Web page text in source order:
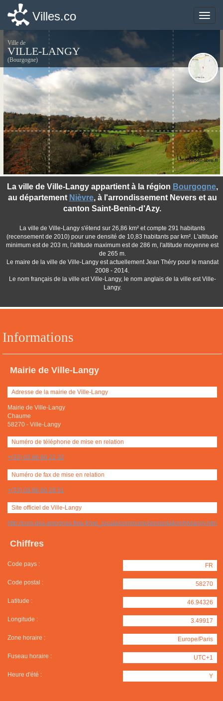
Toggle
Villes.co
Ville de
VILLE-LANGY
(Bourgogne)
Informations
Mairie de Ville-Langy
Adresse de la mairie de Ville-Langy
Mairie de Ville-Langy
Chaume
58270 - Ville-Langy
Numéro de téléphone de mise en relation
+(33) 03 86 60 22 32
Numéro de fax de mise en relation
+(33) 03 86 60 28 51
Site officiel de Ville-Langy
http://com.des.amognes.free.fr/vie_locale/commune/presentation/htvlangy.htm
Chiffres
Code pays : FR
Code postal : 58270
Latitude : 46.94326
Longitude : 3.49917
Zone horaire : Europe/Paris
Fuseau horaire : UTC+1
Heure d'été : Y
La ville de Ville-Langy appartient à la région Bourgogne,
au département Nièvre, à l'arrondissement Nevers et au
canton Saint-Benin-d'Azy.
La ville de Ville-Langy s'étend sur 26,86 km² et compte 291 habitants
(recensement de 2010) pour une densité de 10,83 habitants par km². L'altitude
minimum est de 203 m, l'altitude maximum est de 286 m, l'altitude moyenne est
de 265 m.
Le maire de la ville de Ville-Langy est actuellement Jean Théry pour le mandat
2008 - 2014.
Le nom français de la ville est Ville-Langy, le nom anglais de la ville est Ville-
Langy.
©photo-libre.fr
Toggle
Villes.co